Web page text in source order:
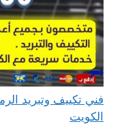
الكويت